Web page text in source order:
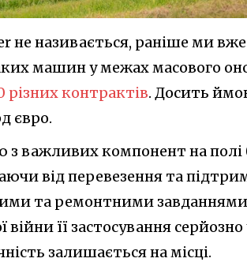
не називається, раніше ми
машин у межах масового
різних контрактів. Досить
євро.
з важливих компонент на полі
від перевезення та
та ремонтними завданнями.
війни її застосування
залишається на місці.